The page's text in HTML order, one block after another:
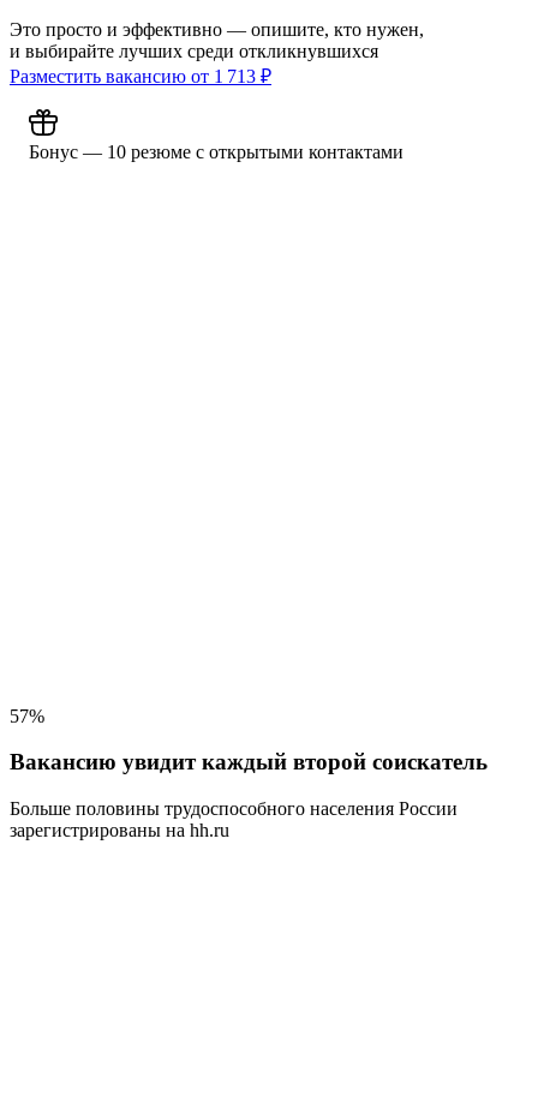
Это просто и эффективно — опишите, кто нужен,
и выбирайте лучших среди откликнувшихся
Разместить вакансию от 1 713 ₽
Бонус — 10 резюме с открытыми контактами
57%
Вакансию увидит каждый второй соискатель
Больше половины трудоспособного населения России
зарегистрированы на hh.ru